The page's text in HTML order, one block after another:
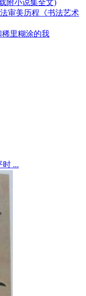
附小说集全文)
审美历程《书法艺术
里糊涂的我
时 ...